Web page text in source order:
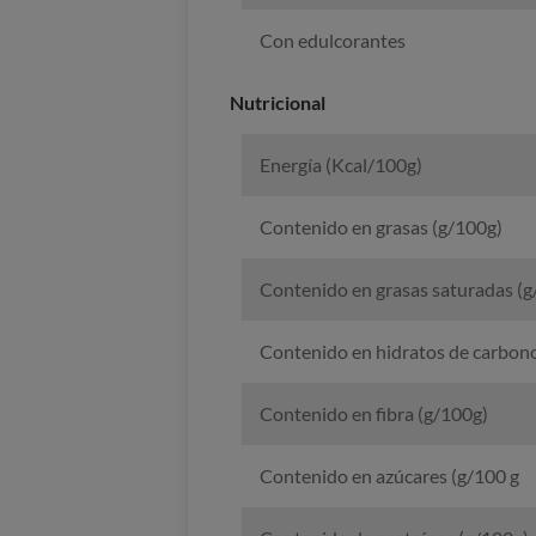
Con edulcorantes
Nutricional
Energía (Kcal/100g)
Contenido en grasas (g/100g)
Contenido en grasas saturadas
Contenido en hidratos de
Contenido en fibra (g/100g)
Contenido en azúcares (g/100 g